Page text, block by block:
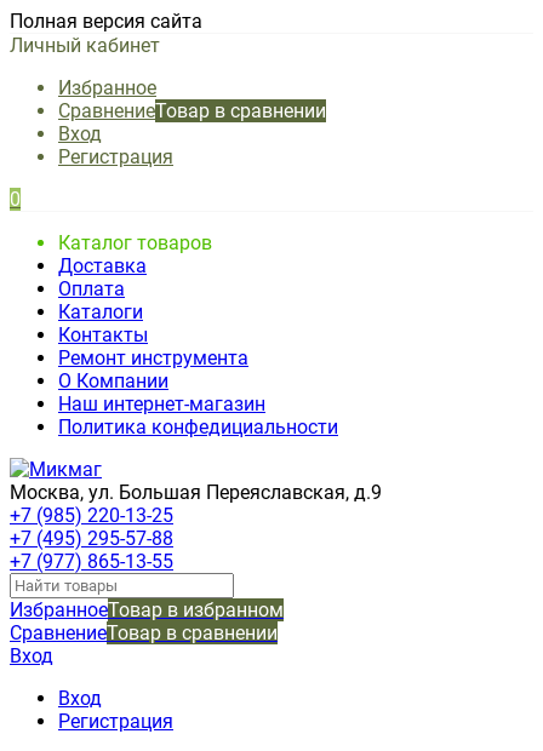
Полная версия сайта
Личный кабинет
Избранное
СравнениеТовар в сравнении
Вход
Регистрация
0
Каталог товаров
Доставка
Оплата
Каталоги
Контакты
Ремонт инструмента
О Компании
Наш интернет-магазин
Политика конфедициальности
Москва, ул. Большая Переяславская, д.9
+7 (985) 220-13-25
+7 (495) 295-57-88
+7 (977) 865-13-55
ИзбранноеТовар в избранном
СравнениеТовар в сравнении
Вход
Вход
Регистрация